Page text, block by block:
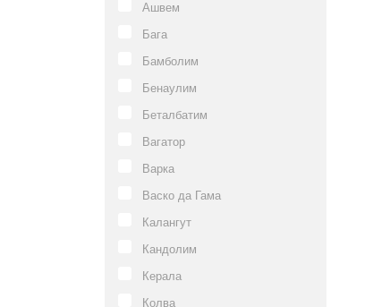
Ашвем
Бага
Бамболим
Бенаулим
Беталбатим
Вагатор
Варка
Васко да Гама
Калангут
Кандолим
Керала
Колва